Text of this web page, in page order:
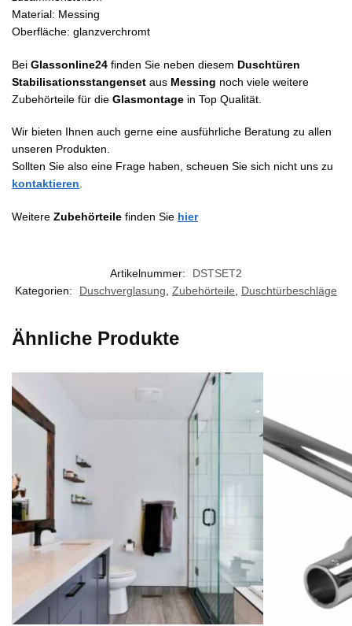
Material: Messing
Oberfläche: glanzverchromt
Bei Glassonline24 finden Sie neben diesem Duschtüren
Stabilisationsstangenset aus Messing noch viele weitere
Zubehörteile für die Glasmontage in Top Qualität.
Wir bieten Ihnen auch gerne eine ausführliche Beratung zu allen
unseren Produkten.
Sollten Sie also eine Frage haben, scheuen Sie sich nicht uns zu
kontaktieren.
Weitere Zubehörteile finden Sie hier
Artikelnummer:
DSTSET2
Kategorien:
Duschverglasung Zubehörteile Duschtürbeschläge
Ähnliche Produkte